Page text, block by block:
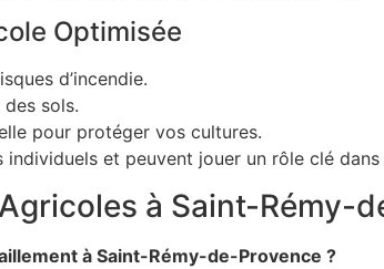
Optimisée
d’incendie.
des sols.
pour protéger vos cultures.
individuels et peuvent jouer un rôle clé
à Saint-Rémy-
à Saint-Rémy-de-Provence ?